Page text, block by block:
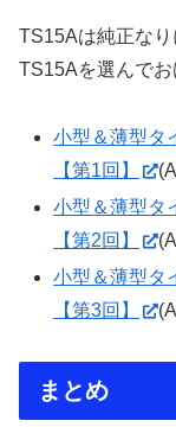
TS15Aは純正な
TS15Aを選んでお
小型＆薄型タ
【第1回】
小型＆薄型タ
【第2回】
小型＆薄型タ
【第3回】
まとめ